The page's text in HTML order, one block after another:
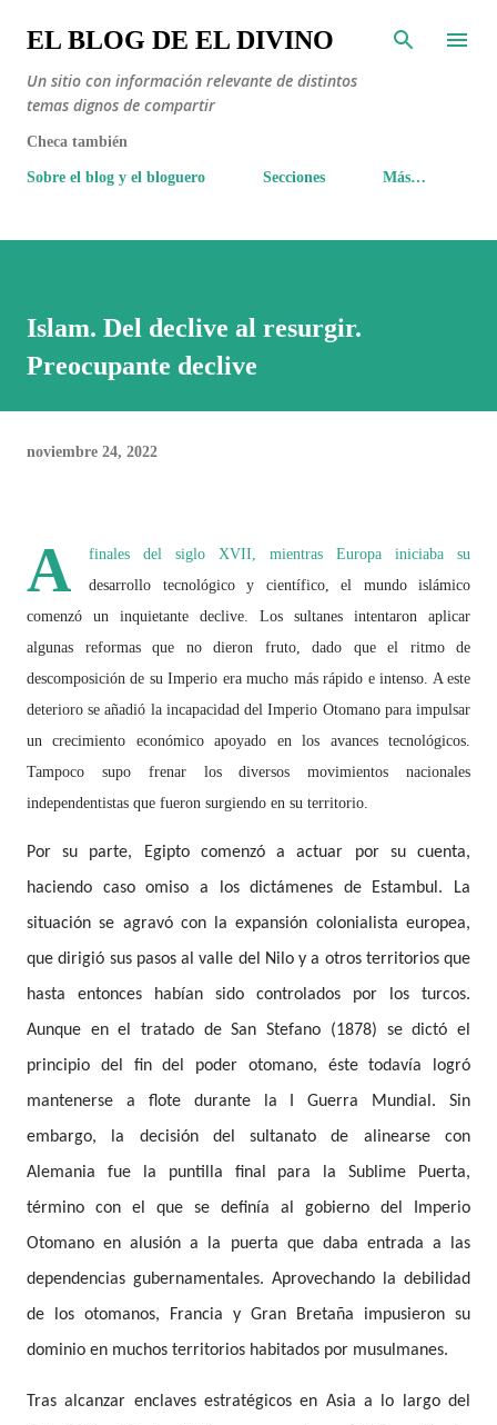
Ir al contenido principal
EL BLOG DE EL DIVINO
Un sitio con información relevante de distintos
temas dignos de compartir
Checa también
Sobre el blog y el bloguero Secciones Más…
Islam. Del declive al resurgir.
Preocupante declive
noviembre 24, 2022
A
finales del siglo XVII, mientras Europa iniciaba su
desarrollo tecnológico y científico, el mundo islámico
comenzó un inquietante declive. Los sultanes intentaron aplicar
algunas reformas que no dieron fruto, dado que el ritmo de
descomposición de su Imperio era mucho más rápido e intenso. A este
deterioro se añadió la incapacidad del Imperio Otomano para impulsar
un crecimiento económico apoyado en los avances tecnológicos.
Tampoco supo frenar los diversos movimientos nacionales
independentistas que fueron surgiendo en su territorio.
Por su parte, Egipto comenzó a actuar por su cuenta,
haciendo caso omiso a los dictámenes de Estambul. La
situación se agravó con la expansión colonialista europea,
que dirigió sus pasos al valle del Nilo y a otros territorios que
hasta entonces habían sido controlados por los turcos.
Aunque en el tratado de San Stefano (1878) se dictó el
principio del fin del poder otomano, éste todavía logró
mantenerse a flote durante la I Guerra Mundial. Sin
embargo, la decisión del sultanato de alinearse con
Alemania fue la puntilla final para la Sublime Puerta,
término con el que se definía al gobierno del Imperio
Otomano en alusión a la puerta que daba entrada a las
dependencias gubernamentales. Aprovechando la debilidad
de los otomanos, Francia y Gran Bretaña impusieron su
dominio en muchos territorios habitados por musulmanes.
Tras alcanzar enclaves estratégicos en Asia a lo largo del